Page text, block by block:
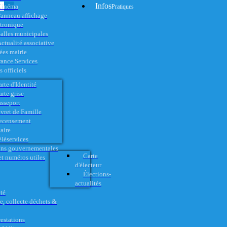
affichage
municipales
associative
InfosPratiques
mairie
Services
officiels
d'Identité
grise
de Famille
gouvernementales
numéros utiles
Carte
d'électeur
Élections-
actualités
collecte déchets &